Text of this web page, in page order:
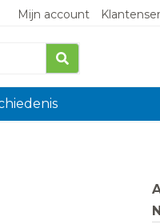
Mijn account